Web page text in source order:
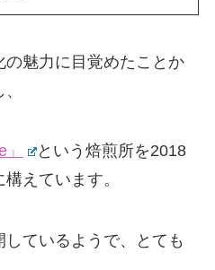
魅力に目覚めたことか
という焙煎所を2018
えています。
ているようで、とても